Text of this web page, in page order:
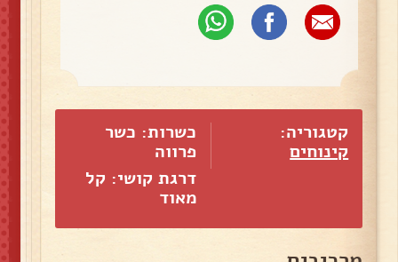
קטגוריה:
קינוחים
כשרות: כשר
פרווה
דרגת קושי: קל
מאוד